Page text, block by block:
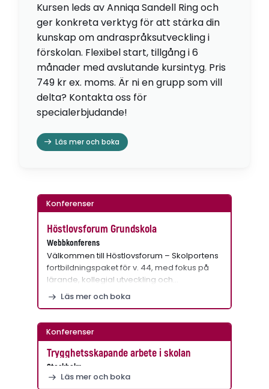
Kursen leds av Anniqa Sandell Ring och
ger konkreta verktyg för att stärka din
kunskap om andraspråksutveckling i
förskolan. Flexibel start, tillgång i 6
månader med avslutande kursintyg. Pris
749 kr ex. moms. Är ni en grupp som vill
delta? Kontakta oss för
specialerbjudande!
Läs mer och boka
Konferenser
Höstlovsforum Grundskola
Webbkonferens
Välkommen till Höstlovsforum – Skolportens
fortbildningspaket för v. 44, med fokus på
lärande, kollegial utveckling och…
Läs mer och boka
Konferenser
Trygghetsskapande arbete i skolan
Stockholm
Läs mer och boka